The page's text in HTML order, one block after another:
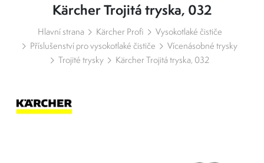
Kärcher Trojitá tryska, 032
Hlavní strana Kärcher Profi
Vysokotlaké čističe
Příslušenství pro vysokotlaké čističe
Vícenásobné trysky
Trojité trysky
Kärcher Trojitá tryska, 032